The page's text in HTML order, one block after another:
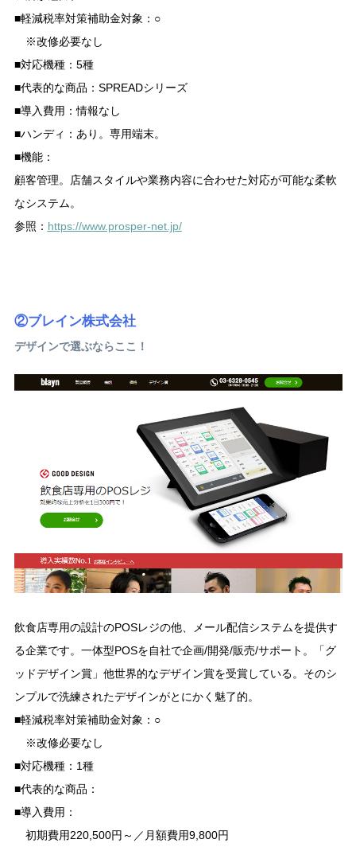
■軽減税率対策補助金対象：○
※改修必要なし
■対応機種：5種
■代表的な商品：SPREADシリーズ
■導入費用：情報なし
■ハンディ：あり。専用端末。
■機能：
顧客管理。店舗スタイルや業務内容に合わせた対応が可能な柔軟
なシステム。
参照： https://www.prosper-net.jp/
②ブレイン株式会社
デザインで選ぶならここ！
飲食店専用の設計のPOSレジの他、メール配信システムを提供す
る企業です。一体型POSを自社で企画/開発/販売/サポート。「グ
ッドデザイン賞」他世界的なデザイン賞を受賞している。そのシ
ンプルで洗練されたデザインがとにかく魅了的。
■軽減税率対策補助金対象：○
※改修必要なし
■対応機種：1種
■代表的な商品：
■導入費用：
初期費用220,500円～／月額費用9,800円